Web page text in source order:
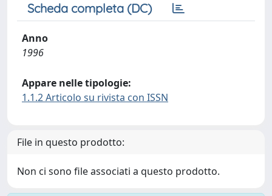
Scheda completa (DC)
Anno
1996
Appare nelle tipologie:
1.1.2 Articolo su rivista con ISSN
File in questo prodotto:
Non ci sono file associati a questo prodotto.